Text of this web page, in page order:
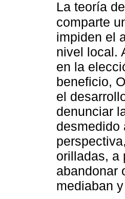
La teoría
comparte
impiden el
nivel local.
en la
beneficio,
el
denunciar
desmedido
orilladas, a
abandonar
mediaban